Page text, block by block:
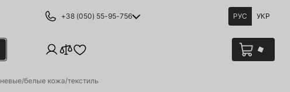
+38 (050) 55-95-756 РУС УКР
белые кожа/текстиль